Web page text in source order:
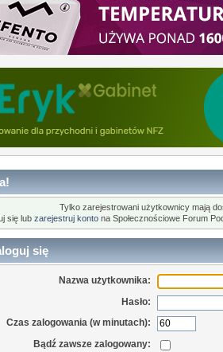
Tylko zarejestrowani użytkownicy mają
się lub zarejestruj konto na Społecznościowe Forum
się
Nazwa użytkownika:
Hasło:
Czas zalogowania (w minutach):
Bądź zawsze zalogowany: